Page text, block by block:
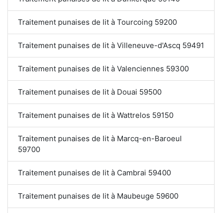
Traitement punaises de lit à Tourcoing 59200
Traitement punaises de lit à Villeneuve-d'Ascq 59491
Traitement punaises de lit à Valenciennes 59300
Traitement punaises de lit à Douai 59500
Traitement punaises de lit à Wattrelos 59150
Traitement punaises de lit à Marcq-en-Baroeul
59700
Traitement punaises de lit à Cambrai 59400
Traitement punaises de lit à Maubeuge 59600